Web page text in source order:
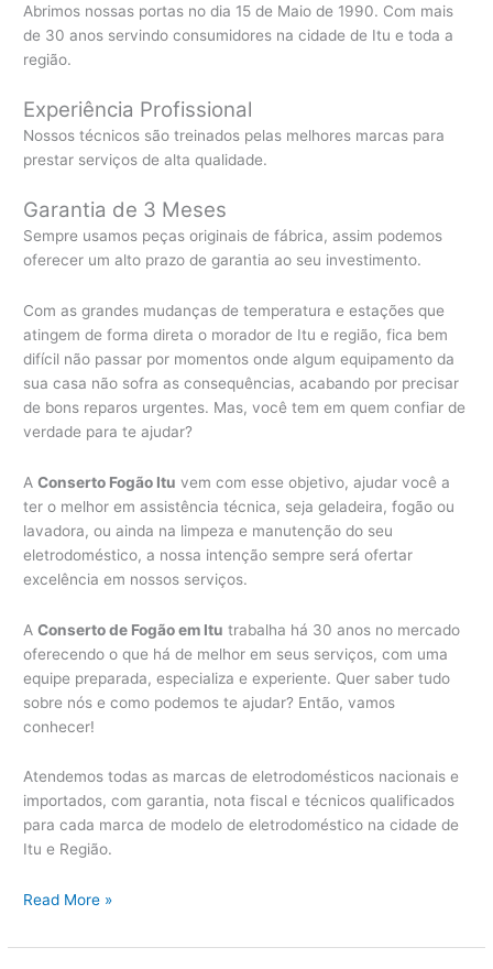
Abrimos nossas portas no dia 15 de Maio de 1990. Com mais
de 30 anos servindo consumidores na cidade de Itu e toda a
região.
Experiência Profissional
Nossos técnicos são treinados pelas melhores marcas para
prestar serviços de alta qualidade.
Garantia de 3 Meses
Sempre usamos peças originais de fábrica, assim podemos
oferecer um alto prazo de garantia ao seu investimento.
Com as grandes mudanças de temperatura e estações que
atingem de forma direta o morador de Itu e região, fica bem
difícil não passar por momentos onde algum equipamento da
sua casa não sofra as consequências, acabando por precisar
de bons reparos urgentes. Mas, você tem em quem confiar de
verdade para te ajudar?
AConserto Fogão Itu vem com esse objetivo, ajudar você a
ter o melhor em assistência técnica, seja geladeira, fogão ou
lavadora, ou ainda na limpeza e manutenção do seu
eletrodoméstico, a nossa intenção sempre será ofertar
excelência em nossos serviços.
AConserto de Fogão em Itu trabalha há 30 anos no mercado
oferecendo o que há de melhor em seus serviços, com uma
equipe preparada, especializa e experiente. Quer saber tudo
sobre nós e como podemos te ajudar? Então, vamos
conhecer!
Atendemos todas as marcas de eletrodomésticos nacionais e
importados, com garantia, nota fiscal e técnicos qualificados
para cada marca de modelo de eletrodoméstico na cidade de
Itu e Região.
Conserto
Itu
Read More »